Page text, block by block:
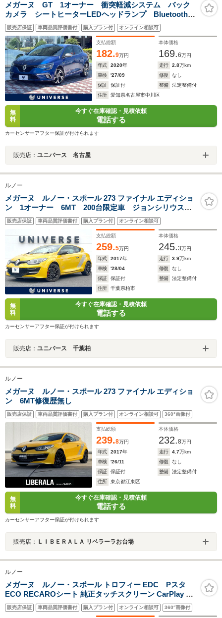
メガーヌ GT 1オーナー 衝突軽減システム バック
カメラ シートヒーターLEDヘッドランプ Bluetooth接
続 純正18インチAW スマートキー ETC車載器 レー
ンキーピングアシスト アイドリングストップ
販売店保証 車両品質評価書付 購入プラン付 オンライン相談可
支払総額
182.9万円
本体価格
169.6万円
年式
2020年 走行 2.8万km
車検
'27/09 修復
なし
保証
保証付 整備
法定整備付
住所
愛知県名古屋市中川区
無
料
今すぐ在庫確認・見積依頼
電話する
カーセンサーアフター保証が付けられます
販売店： ユニバース 名古屋
ルノー
メガーヌ ルノー・スポール 273 ファイナル エディショ
ン 1オーナー 6MT 200台限定車 ジョンシリウス
Panasonic製ナビTV 純正レカロシート Brembo製ブレ
ーキキャリパー 純正18インチブラックAW
Bluetooth オートライト 禁煙
販売店保証 車両品質評価書付 購入プラン付 オンライン相談可
支払総額
259.5万円
本体価格
245.3万円
年式
2017年 走行 3.9万km
車検
'28/04 修復
なし
保証
保証付 整備
法定整備付
住所
千葉県柏市
無
料
今すぐ在庫確認・見積依頼
電話する
カーセンサーアフター保証が付けられます
販売店： ユニバース 千葉柏
ルノー
メガーヌ ルノー・スポール 273 ファイナル エディショ
ン 6MT修復歴無し
販売店保証 車両品質評価書付 購入プラン付 オンライン相談可 360°画像付
支払総額
239.8万円
本体価格
232.8万円
年式
2017年 走行 4.7万km
車検
'26/11 修復
なし
保証
保証付 整備
法定整備付
住所
東京都江東区
無
料
今すぐ在庫確認・見積依頼
電話する
カーセンサーアフター保証が付けられます
販売店： ＬＩＢＥＲＡＬＡ リベラーラお台場
ルノー
メガーヌ ルノー・スポール トロフィー EDC Pスタ
ECO RECAROシート 純正タッチスクリーン CarPlay バ
ックカメラ パーキングセンサー LEDヘッドライト 専用19
インチAW 2年保証付
販売店保証 車両品質評価書付 購入プラン付 オンライン相談可 360°画像付